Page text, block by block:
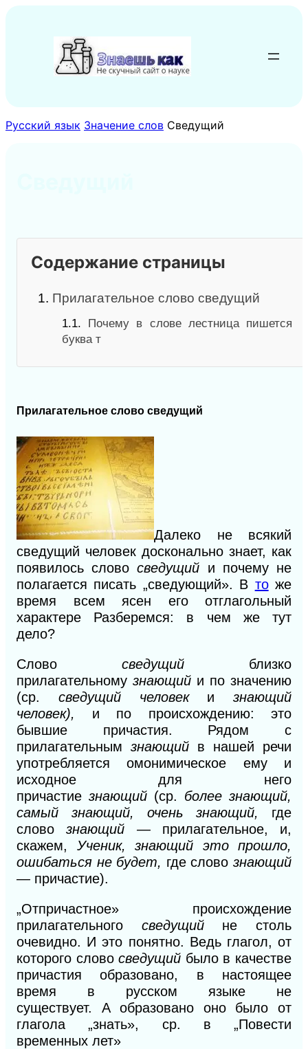
содержимому
Русский язык Значение слов Сведущий
Содержание страницы
1. Прилагательное слово сведущий
1.1. Почему в слове лестница пишется
буква т
Прилагательное слово сведущий
Далеко не всякий
сведущий человек досконально знает, как
появилось словосведущий и почему не
полагается писать „сведующий». В тоже
время всем ясен его отглагольный
характере Разберемся: в чем же тут
дело?
Слово сведущий близко
прилагательному знающий и по значению
(ср. сведущий человек и знающий
человек), и по происхождению: это
бывшие причастия. Рядом с
прилагательным знающий в нашей речи
употребляется омонимическое ему и
исходное для него
причастие знающий (ср. более знающий,
самый знающий, очень знающий, где
словознающий — прилагательное, и,
скажем, Ученик, знающий это прошло,
ошибаться не будет, где словознающий
— причастие).
„Отпричастное» происхождение
прилагательного сведущий не столь
очевидно. И это понятно. Ведь глагол, от
которого словосведущий было в качестве
причастия образовано, в настоящее
время в русском языке не
существует. А
образовано оно было от
глагола„знать», ср. в „Повести
временных лет»